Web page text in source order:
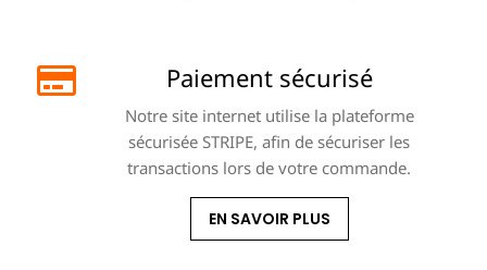
Paiement sécurisé
Notre site internet utilise la plateforme
sécurisée STRIPE, afin de sécuriser les
transactions lors de votre commande.
EN SAVOIR PLUS